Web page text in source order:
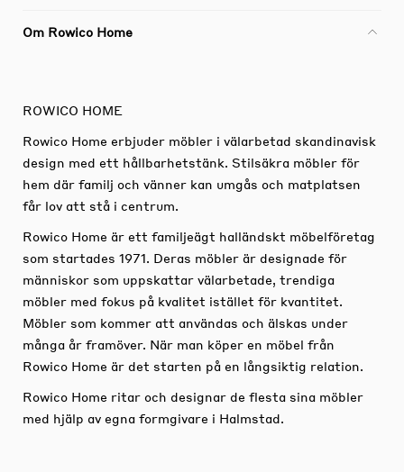
Om Rowico Home
ROWICO HOME
Rowico Home erbjuder möbler i välarbetad skandinavisk
design med ett hållbarhetstänk. Stilsäkra möbler för
hem där familj och vänner kan umgås och matplatsen
får lov att stå i centrum.
Rowico Home är ett familjeägt halländskt möbelföretag
som startades 1971. Deras möbler är designade för
människor som uppskattar välarbetade, trendiga
möbler med fokus på kvalitet istället för kvantitet.
Möbler som kommer att användas och älskas under
många år framöver. När man köper en möbel från
Rowico Home är det starten på en långsiktig relation.
Rowico Home ritar och designar de flesta sina möbler
med hjälp av egna formgivare i Halmstad.